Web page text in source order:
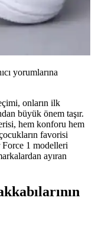
yorumlarına
onların ilk
büyük önem taşır.
hem konforu hem
favorisi
1 modelleri
ayıran